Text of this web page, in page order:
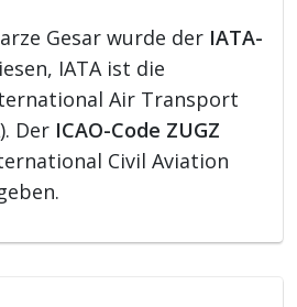
Gesar wurde der IATA-
IATA ist die
Air Transport
Der ICAO-Code ZUGZ
Civil Aviation